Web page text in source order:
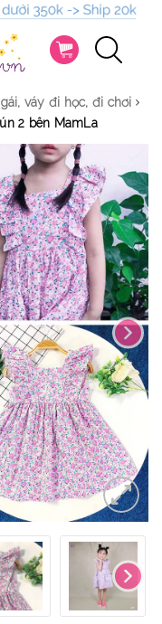
váy đi học, đi chơi
2 bên MamLa